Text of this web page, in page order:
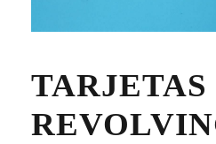
TARJETAS